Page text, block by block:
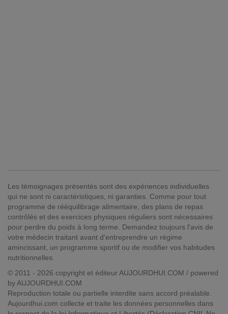
Les témoignages présentés sont des expériences individuelles
qui ne sont ni caractéristiques, ni garanties. Comme pour tout
programme de rééquilibrage alimentaire, des plans de repas
contrôlés et des exercices physiques réguliers sont nécessaires
pour perdre du poids à long terme. Demandez toujours l'avis de
votre médecin traitant avant d'entreprendre un régime
amincissant, un programme sportif ou de modifier vos habitudes
nutritionnelles.
© 2011 - 2026 copyright et éditeur AUJOURDHUI.COM / powered
by AUJOURDHUI.COM
Reproduction totale ou partielle interdite sans accord préalable.
Aujourdhui.com collecte et traite les données personnelles dans